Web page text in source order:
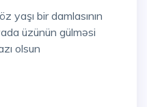
yaşı bir damlasının
üzünün gülməsi
olsun